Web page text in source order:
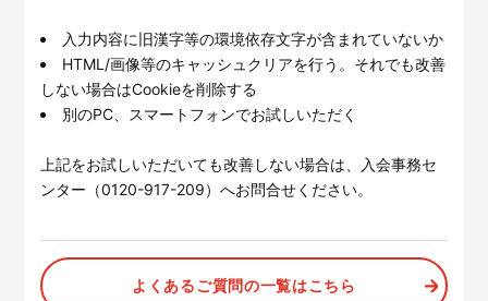
入力内容に旧漢字等の環境依存文字が含まれていないか
HTML/画像等のキャッシュクリアを行う。それでも改善
しない場合はCookieを削除する
別のPC、スマートフォンでお試しいただく
上記をお試しいただいても改善しない場合は、入会事務セ
ンター（0120-917-209）へお問合せください。
よくあるご質問の一覧はこちら